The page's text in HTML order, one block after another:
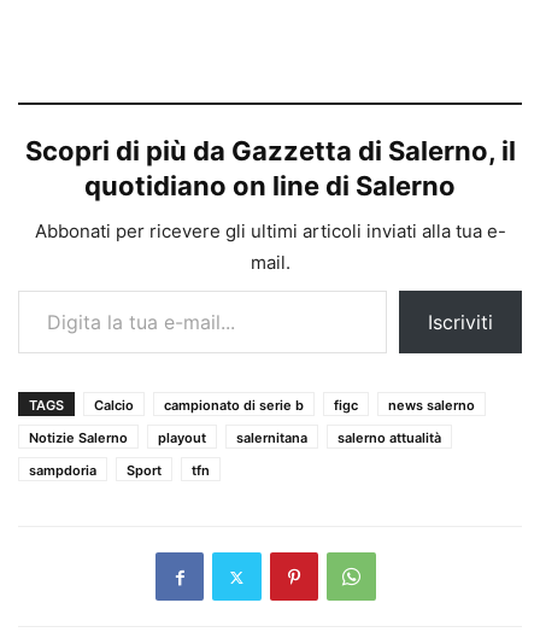
Scopri di più da Gazzetta di Salerno, il
quotidiano on line di Salerno
Abbonati per ricevere gli ultimi articoli inviati alla tua e-
mail.
Digita la tua e-mail...
Iscriviti
TAGS Calcio campionato di serie b figc
news salerno
Notizie Salerno
playout salernitana
salerno attualità
sampdoria
Sport tfn